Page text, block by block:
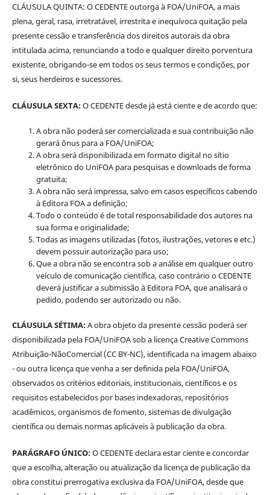
CLÁUSULA QUINTA: O CEDENTE outorga à FOA/UniFOA, a mais
plena, geral, rasa, irretratável, irrestrita e inequívoca quitação pela
presente cessão e transferência dos direitos autorais da obra
intitulada acima, renunciando a todo e qualquer direito porventura
existente, obrigando-se em todos os seus termos e condições, por
si, seus herdeiros e sucessores.
CLÁUSULA SEXTA:O CEDENTE desde já está ciente e de acordo que:
A obra não poderá ser comercializada e sua contribuição não
gerará ônus para a FOA/UniFOA;
A obra será disponibilizada em formato digital no sítio
eletrônico do UniFOA para pesquisas e downloads de forma
gratuita;
A obra não será impressa, salvo em casos específicos cabendo
à Editora FOA a definição;
Todo o conteúdo é de total responsabilidade dos autores na
sua forma e originalidade;
Todas as imagens utilizadas (fotos, ilustrações, vetores e etc.)
devem possuir autorização para uso;
Que a obra não se encontra sob a análise em qualquer outro
veículo de comunicação científica, caso contrário o CEDENTE
deverá justificar a submissão à Editora FOA, que analisará o
pedido, podendo ser autorizado ou não.
CLÁUSULA SÉTIMA:A obra objeto da presente cessão poderá ser
disponibilizada pela FOA/UniFOA sob a licença Creative Commons
Atribuição-NãoComercial (CC BY-NC), identificada na imagem abaixo
- ou outra licença que venha a ser definida pela FOA/UniFOA,
observados os critérios editoriais, institucionais, científicos e os
requisitos estabelecidos por bases indexadoras, repositórios
acadêmicos, organismos de fomento, sistemas de divulgação
científica ou demais normas aplicáveis à publicação da obra.
PARÁGRAFO ÚNICO:O CEDENTE declara estar ciente e concordar
que a escolha, alteração ou atualização da licença de publicação da
obra constitui prerrogativa exclusiva da FOA/UniFOA, desde que